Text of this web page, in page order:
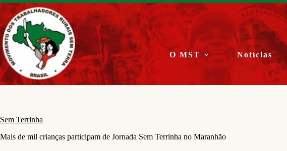
Pular
para
o
conteúdo
O MST Notícias
Sem Terrinha
Mais de mil crianças participam de Jornada Sem Terrinha no Maranhão